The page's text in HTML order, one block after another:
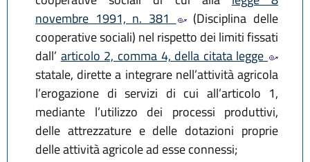
novembre 1991, n. 381
(Disciplina delle
cooperative sociali) nel rispetto dei limiti fissati
dall’ articolo 2, comma 4, della citata legge
statale, dirette a integrare nell’attività agricola
l’erogazione di servizi di cui all’articolo 1,
mediante l’utilizzo dei processi produttivi,
delle attrezzature e delle dotazioni proprie
delle attività agricole ad esse connessi;